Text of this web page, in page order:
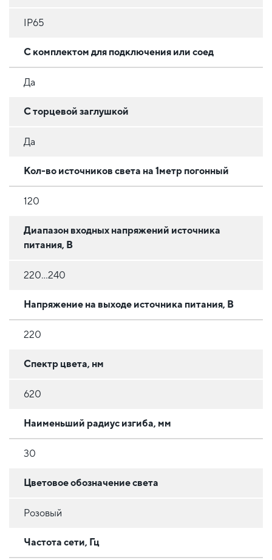
IP65
С комплектом для подключения или соед
Да
С торцевой заглушкой
Да
Кол-во источников света на 1метр погонный
120
Диапазон входных напряжений источника
питания, В
220...240
Напряжение на выходе источника питания, В
220
Спектр цвета, нм
620
Наименьший радиус изгиба, мм
30
Цветовое обозначение света
Розовый
Частота сети, Гц